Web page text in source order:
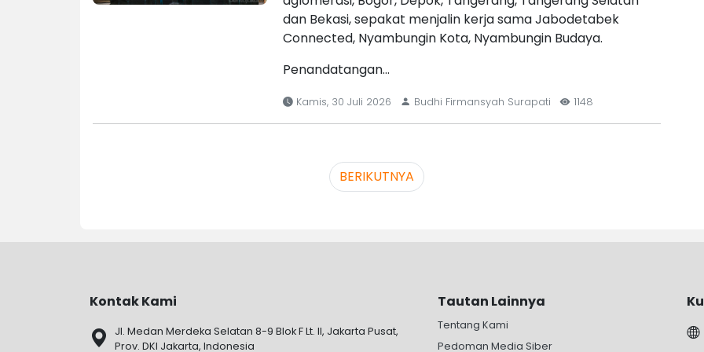
dan Bekasi, sepakat menjalin kerja sama Jabodetabek
Connected, Nyambungin Kota, Nyambungin Budaya.
Penandatangan…
Kamis, 30 Juli 2026 Budhi Firmansyah Surapati 1148
BERIKUTNYA
Kontak Kami
Jl. Medan Merdeka Selatan 8-9 Blok F Lt. II, Jakarta Pusat,
Prov. DKI Jakarta, Indonesia
Tautan Lainnya
Tentang Kami
Pedoman Media Siber